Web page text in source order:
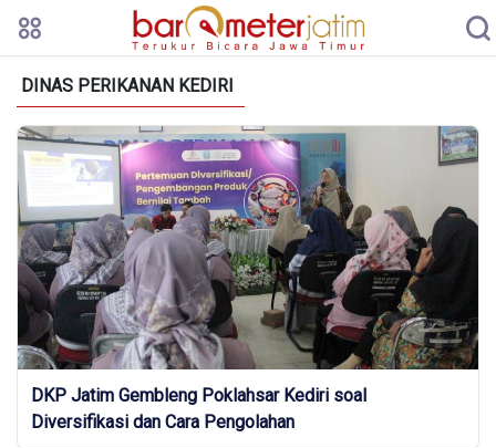
DINAS PERIKANAN KEDIRI
DKP Jatim Gembleng Poklahsar Kediri soal
Diversifikasi dan Cara Pengolahan